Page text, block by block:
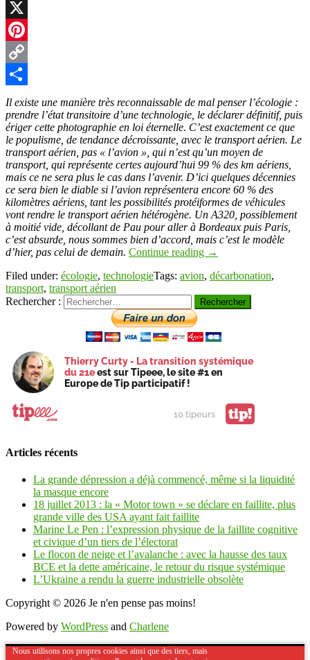
LinkedIn
X
Pinterest
Copy
Link
Partager
Il existe une manière très reconnaissable de mal penser l’écologie :
prendre l’état transitoire d’une technologie, le déclarer définitif, puis
ériger cette photographie en loi éternelle. C’est exactement ce que
le populisme, de tendance décroissante, avec le transport aérien. Le
transport aérien, pas « l’avion », qui n’est qu’un moyen de
transport, qui représente certes aujourd’hui 99 % des km aériens,
mais ce ne sera plus le cas dans l’avenir. D’ici quelques décennies
ce sera bien le diable si l’avion représentera encore 60 % des
kilomètres aériens, tant les possibilités protéiformes de véhicules
vont rendre le transport aérien hétérogène. Un A320, possiblement
à moitié vide, décollant de Pau pour aller à Bordeaux puis Paris,
c’est absurde, nous sommes bien d’accord, mais c’est le modèle
d’hier, pas celui de demain. Continue reading →
Filed under: écologie, technologieTags: avion, décarbonation,
transport, transport aérien
Rechercher :
Thierry Curty - La transition systémique
du 21eest sur Tipeee, le site #1 en
Europe de Tip participatif !
10 tipeurs tip!
Articles récents
La grande dépression a déjà commencé, même si la liquidité
la masque encore
18 juillet 2013 : la « Motor town » se déclare en faillite, plus
grande ville des USA ayant fait faillite
Marine Le Pen : l’expression physique de la faillite cognitive
et civique d’un tiers de l’électorat
Le flocon de neige et l’avalanche : avec la hausse des taux
BCE et la dette américaine, le retour du risque systémique
L’Ukraine a rendu la guerre industrielle obsolète
Copyright © 2026 Je n'en pense pas moins!
Powered by WordPress and Charlene
Nous utilisons nos propres cookies ainsi que des tiers, mais